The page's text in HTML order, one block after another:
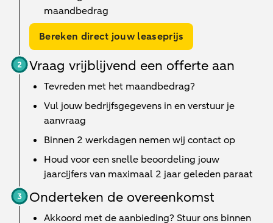
maandbedrag
Bereken direct jouw leaseprijs
Vraag vrijblijvend een offerte aan
Tevreden met het maandbedrag?
Vul jouw bedrijfsgegevens in en verstuur je
aanvraag
Binnen 2 werkdagen nemen wij contact op
Houd voor een snelle beoordeling jouw
jaarcijfers van maximaal 2 jaar geleden paraat
Onderteken de overeenkomst
Akkoord met de aanbieding? Stuur ons binnen